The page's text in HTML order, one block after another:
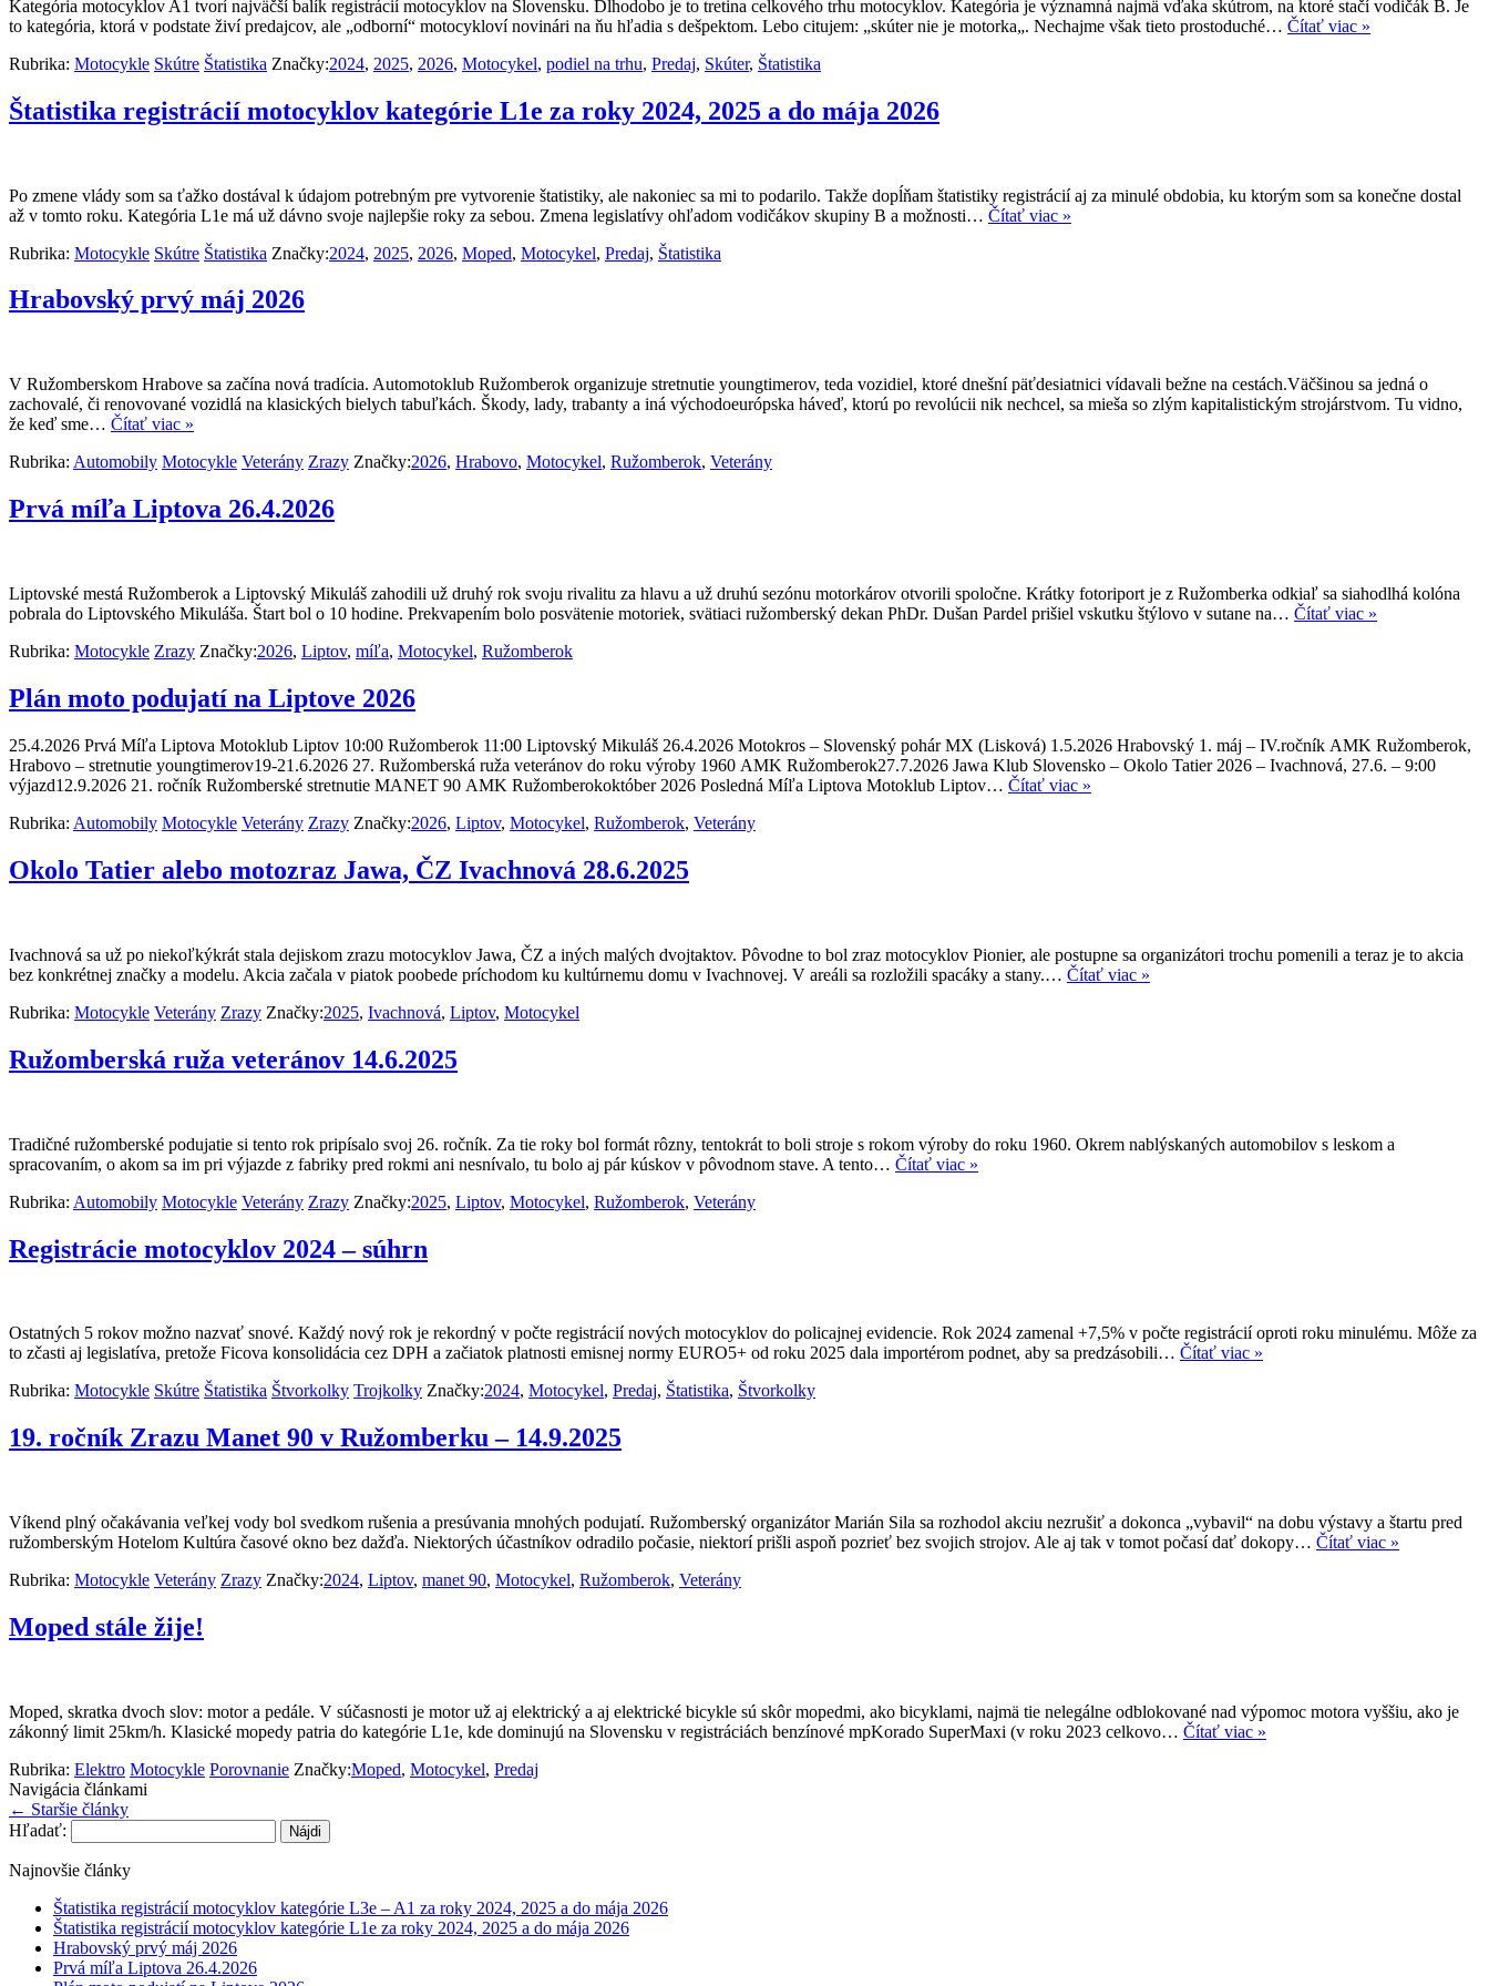
Kategória motocyklov A1 tvorí najväčší balík registrácií motocyklov na Slovensku. Dlhodobo je to tretina celkového trhu motocyklov. Kategória je významná najmä vďaka skútrom, na ktoré stačí vodičák B. Je
to kategória, ktorá v podstate živí predajcov, ale „odborní“ motocykloví novinári na ňu hľadia s dešpektom. Lebo citujem: „skúter nie je motorka„. Nechajme však tieto prostoduché… Čítať viac »
Rubrika: Motocykle Skútre Štatistika Značky:2024, 2025, 2026, Motocykel, podiel na trhu, Predaj, Skúter, Štatistika
Štatistika registrácií motocyklov kategórie L1e za roky 2024, 2025 a do mája 2026
Po zmene vlády som sa ťažko dostával k údajom potrebným pre vytvorenie štatistiky, ale nakoniec sa mi to podarilo. Takže dopĺňam štatistiky registrácií aj za minulé obdobia, ku ktorým som sa konečne dostal
až v tomto roku. Kategória L1e má už dávno svoje najlepšie roky za sebou. Zmena legislatívy ohľadom vodičákov skupiny B a možnosti… Čítať viac »
Rubrika: Motocykle Skútre Štatistika Značky:2024, 2025, 2026, Moped, Motocykel, Predaj, Štatistika
Hrabovský prvý máj 2026
V Ružomberskom Hrabove sa začína nová tradícia. Automotoklub Ružomberok organizuje stretnutie youngtimerov, teda vozidiel, ktoré dnešní päťdesiatnici vídavali bežne na cestách.Väčšinou sa jedná o
zachovalé, či renovované vozidlá na klasických bielych tabuľkách. Škody, lady, trabanty a iná východoeurópska háveď, ktorú po revolúcii nik nechcel, sa mieša so zlým kapitalistickým strojárstvom. Tu vidno,
že keď sme… Čítať viac »
Rubrika: Automobily Motocykle Veterány Zrazy Značky:2026, Hrabovo, Motocykel, Ružomberok, Veterány
Prvá míľa Liptova 26.4.2026
Liptovské mestá Ružomberok a Liptovský Mikuláš zahodili už druhý rok svoju rivalitu za hlavu a už druhú sezónu motorkárov otvorili spoločne. Krátky fotoriport je z Ružomberka odkiaľ sa siahodlhá kolóna
pobrala do Liptovského Mikuláša. Štart bol o 10 hodine. Prekvapením bolo posvätenie motoriek, svätiaci ružomberský dekan PhDr. Dušan Pardel prišiel vskutku štýlovo v sutane na… Čítať viac »
Rubrika: Motocykle Zrazy Značky:2026, Liptov, míľa, Motocykel, Ružomberok
Plán moto podujatí na Liptove 2026
25.4.2026 Prvá Míľa Liptova Motoklub Liptov 10:00 Ružomberok 11:00 Liptovský Mikuláš 26.4.2026 Motokros – Slovenský pohár MX (Lisková) 1.5.2026 Hrabovský 1. máj – IV.ročník AMK Ružomberok,
Hrabovo – stretnutie youngtimerov19-21.6.2026 27. Ružomberská ruža veteránov do roku výroby 1960 AMK Ružomberok27.7.2026 Jawa Klub Slovensko – Okolo Tatier 2026 – Ivachnová, 27.6. – 9:00
výjazd12.9.2026 21. ročník Ružomberské stretnutie MANET 90 AMK Ružomberokoktóber 2026 Posledná Míľa Liptova Motoklub Liptov… Čítať viac »
Rubrika: Automobily Motocykle Veterány Zrazy Značky:2026, Liptov, Motocykel, Ružomberok, Veterány
Okolo Tatier alebo motozraz Jawa, ČZ Ivachnová 28.6.2025
Ivachnová sa už po niekoľkýkrát stala dejiskom zrazu motocyklov Jawa, ČZ a iných malých dvojtaktov. Pôvodne to bol zraz motocyklov Pionier, ale postupne sa organizátori trochu pomenili a teraz je to akcia
bez konkrétnej značky a modelu. Akcia začala v piatok poobede príchodom ku kultúrnemu domu v Ivachnovej. V areáli sa rozložili spacáky a stany.… Čítať viac »
Rubrika: Motocykle Veterány Zrazy Značky:2025, Ivachnová, Liptov, Motocykel
Ružomberská ruža veteránov 14.6.2025
Tradičné ružomberské podujatie si tento rok pripísalo svoj 26. ročník. Za tie roky bol formát rôzny, tentokrát to boli stroje s rokom výroby do roku 1960. Okrem nablýskaných automobilov s leskom a
spracovaním, o akom sa im pri výjazde z fabriky pred rokmi ani nesnívalo, tu bolo aj pár kúskov v pôvodnom stave. A tento… Čítať viac »
Rubrika: Automobily Motocykle Veterány Zrazy Značky:2025, Liptov, Motocykel, Ružomberok, Veterány
Registrácie motocyklov 2024 – súhrn
Ostatných 5 rokov možno nazvať snové. Každý nový rok je rekordný v počte registrácií nových motocyklov do policajnej evidencie. Rok 2024 zamenal +7,5% v počte registrácií oproti roku minulému. Môže za
to zčasti aj legislatíva, pretože Ficova konsolidácia cez DPH a začiatok platnosti emisnej normy EURO5+ od roku 2025 dala importérom podnet, aby sa predzásobili… Čítať viac »
Rubrika: Motocykle Skútre Štatistika Štvorkolky Trojkolky Značky:2024, Motocykel, Predaj, Štatistika, Štvorkolky
19. ročník Zrazu Manet 90 v Ružomberku – 14.9.2025
Víkend plný očakávania veľkej vody bol svedkom rušenia a presúvania mnohých podujatí. Ružomberský organizátor Marián Sila sa rozhodol akciu nezrušiť a dokonca „vybavil“ na dobu výstavy a štartu pred
ružomberským Hotelom Kultúra časové okno bez dažďa. Niektorých účastníkov odradilo počasie, niektorí prišli aspoň pozrieť bez svojich strojov. Ale aj tak v tomot počasí dať dokopy… Čítať viac »
Rubrika: Motocykle Veterány Zrazy Značky:2024, Liptov, manet 90, Motocykel, Ružomberok, Veterány
Moped stále žije!
Moped, skratka dvoch slov: motor a pedále. V súčasnosti je motor už aj elektrický a aj elektrické bicykle sú skôr mopedmi, ako bicyklami, najmä tie nelegálne odblokované nad výpomoc motora vyššiu, ako je
zákonný limit 25km/h. Klasické mopedy patria do kategórie L1e, kde dominujú na Slovensku v registráciách benzínové mpKorado SuperMaxi (v roku 2023 celkovo… Čítať viac »
Rubrika: Elektro Motocykle Porovnanie Značky:Moped, Motocykel, Predaj
Navigácia článkami
← Staršie články
Hľadať:
Najnovšie články
Štatistika registrácií motocyklov kategórie L3e – A1 za roky 2024, 2025 a do mája 2026
Štatistika registrácií motocyklov kategórie L1e za roky 2024, 2025 a do mája 2026
Hrabovský prvý máj 2026
Prvá míľa Liptova 26.4.2026